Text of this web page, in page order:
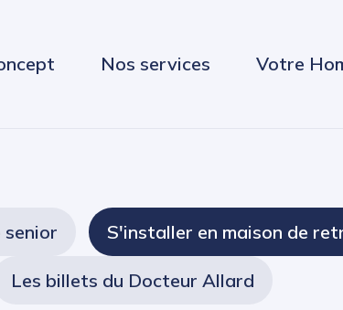
Nos services Votre
S'installer en maison de
Les billets du Docteur Allard